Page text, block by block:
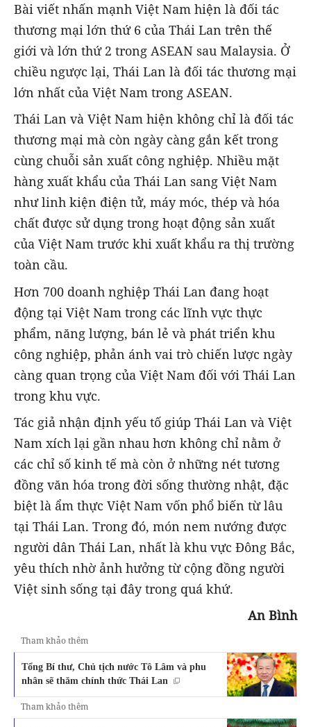
Bài viết nhấn mạnh Việt Nam hiện là đối tác
thương mại lớn thứ 6 của Thái Lan trên thế
giới và lớn thứ 2 trong ASEAN sau Malaysia. Ở
chiều ngược lại, Thái Lan là đối tác thương mại
lớn nhất của Việt Nam trong ASEAN.
Thái Lan và Việt Nam hiện không chỉ là đối tác
thương mại mà còn ngày càng gắn kết trong
cùng chuỗi sản xuất công nghiệp. Nhiều mặt
hàng xuất khẩu của Thái Lan sang Việt Nam
như linh kiện điện tử, máy móc, thép và hóa
chất được sử dụng trong hoạt động sản xuất
của Việt Nam trước khi xuất khẩu ra thị trường
toàn cầu.
Hơn 700 doanh nghiệp Thái Lan đang hoạt
động tại Việt Nam trong các lĩnh vực thực
phẩm, năng lượng, bán lẻ và phát triển khu
công nghiệp, phản ánh vai trò chiến lược ngày
càng quan trọng của Việt Nam đối với Thái Lan
trong khu vực.
Tác giả nhận định yếu tố giúp Thái Lan và Việt
Nam xích lại gần nhau hơn không chỉ nằm ở
các chỉ số kinh tế mà còn ở những nét tương
đồng văn hóa trong đời sống thường nhật, đặc
biệt là ẩm thực Việt Nam vốn phổ biến từ lâu
tại Thái Lan. Trong đó, món nem nướng được
người dân Thái Lan, nhất là khu vực Đông Bắc,
yêu thích nhờ ảnh hưởng từ cộng đồng người
Việt sinh sống tại đây trong quá khứ.
An Bình
Tham khảo thêm
Tổng Bí thư, Chủ tịch nước Tô Lâm và phu
nhân sẽ thăm chính thức Thái Lan
Tham khảo thêm